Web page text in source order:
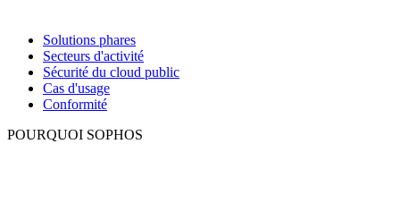
Solutions phares
Secteurs d'activité
Sécurité du cloud public
Cas d'usage
Conformité
POURQUOI SOPHOS